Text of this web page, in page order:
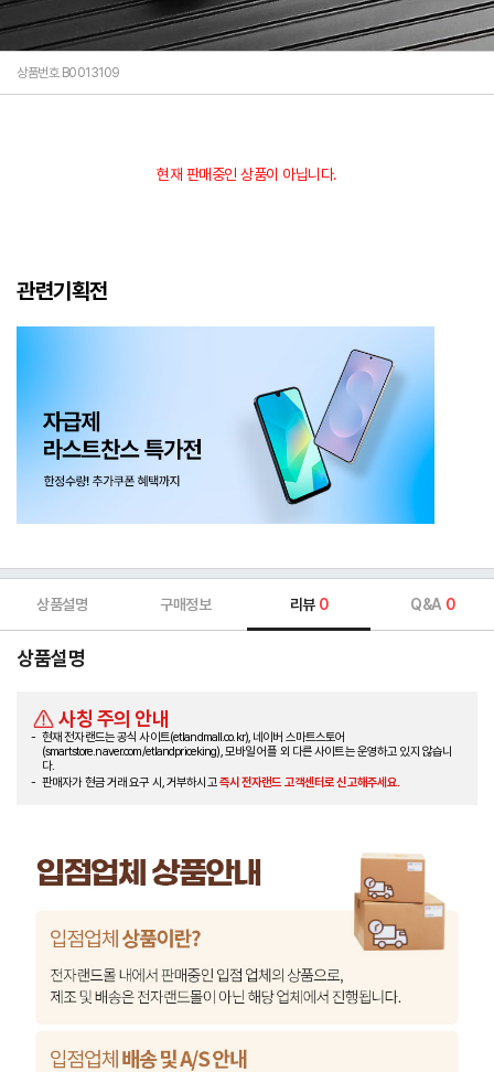
상품번호 B0013109
현재 판매중인 상품이 아닙니다.
관련기획전
상품설명 구매정보 리뷰 0 Q&A 0
상품설명
사칭 주의 안내
현재 전자랜드는 공식 사이트(etlandmall.co.kr), 네이버 스마트스토어
(smartstore.naver.com/etlandpriceking), 모바일 어플 외 다른 사이트는 운영하고 있지 않습니
다.
판매자가 현금 거래 요구 시, 거부하시고즉시 전자랜드 고객센터로 신고해주세요.